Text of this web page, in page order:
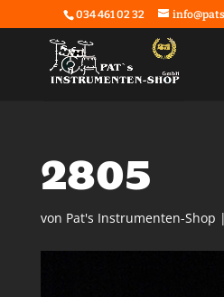
034 461 02 32
2805
von Pat's Instrumenten-Shop |